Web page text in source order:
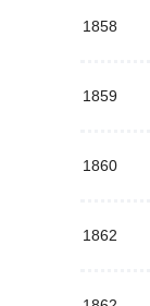
1858
1859
1860
1862